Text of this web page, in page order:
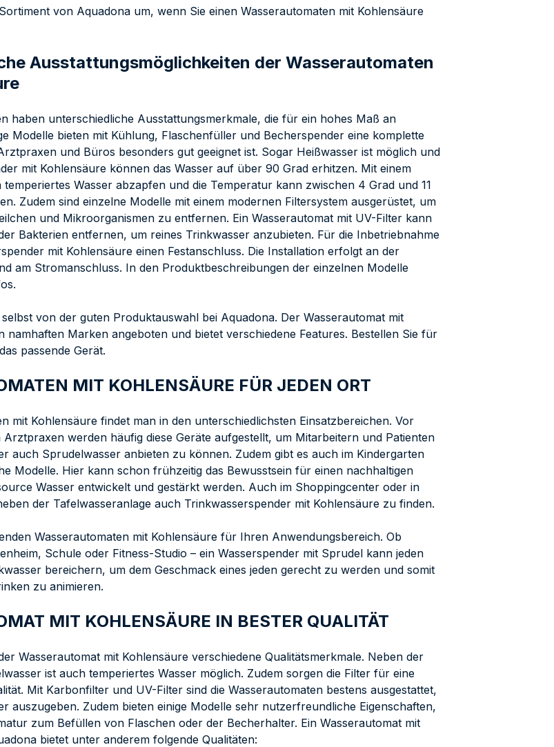
von Aquadona um, wenn Sie einen Wasserautomaten mit Kohlensäure
Ausstattungsmöglichkeiten der Wasserautomaten
haben unterschiedliche Ausstattungsmerkmale, die für ein hohes Maß an
Modelle bieten mit Kühlung, Flaschenfüller und Becherspender eine komplette
und Büros besonders gut geeignet ist. Sogar Heißwasser ist möglich und
mit Kohlensäure können das Wasser auf über 90 Grad erhitzen. Mit einem
Wasser abzapfen und die Temperatur kann zwischen 4 Grad und 11
Zudem sind einzelne Modelle mit einem modernen Filtersystem ausgerüstet, um
und Mikroorganismen zu entfernen. Ein Wasserautomat mit UV-Filter kann
Bakterien entfernen, um reines Trinkwasser anzubieten. Für die Inbetriebnahme
mit Kohlensäure einen Festanschluss. Die Installation erfolgt an der
am Stromanschluss. In den Produktbeschreibungen der einzelnen Modelle
von der guten Produktauswahl bei Aquadona. Der Wasserautomat mit
namhaften Marken angeboten und bietet verschiedene Features. Bestellen Sie für
passende Gerät.
MIT KOHLENSÄURE FÜR JEDEN ORT
mit Kohlensäure findet man in den unterschiedlichsten Einsatzbereichen. Vor
werden häufig diese Geräte aufgestellt, um Mitarbeitern und Patienten
auch Sprudelwasser anbieten zu können. Zudem gibt es auch im Kindergarten
Modelle. Hier kann schon frühzeitig das Bewusstsein für einen nachhaltigen
Wasser entwickelt und gestärkt werden. Auch im Shoppingcenter oder in
der Tafelwasseranlage auch Trinkwasserspender mit Kohlensäure zu finden.
Wasserautomaten mit Kohlensäure für Ihren Anwendungsbereich. Ob
Schule oder Fitness-Studio – ein Wasserspender mit Sprudel kann jeden
bereichern, um dem Geschmack eines jeden gerecht zu werden und somit
zu animieren.
MIT KOHLENSÄURE IN BESTER QUALITÄT
Wasserautomat mit Kohlensäure verschiedene Qualitätsmerkmale. Neben der
ist auch temperiertes Wasser möglich. Zudem sorgen die Filter für eine
Mit Karbonfilter und UV-Filter sind die Wasserautomaten bestens ausgestattet,
auszugeben. Zudem bieten einige Modelle sehr nutzerfreundliche Eigenschaften,
zum Befüllen von Flaschen oder der Becherhalter. Ein Wasserautomat mit
bietet unter anderem folgende Qualitäten: